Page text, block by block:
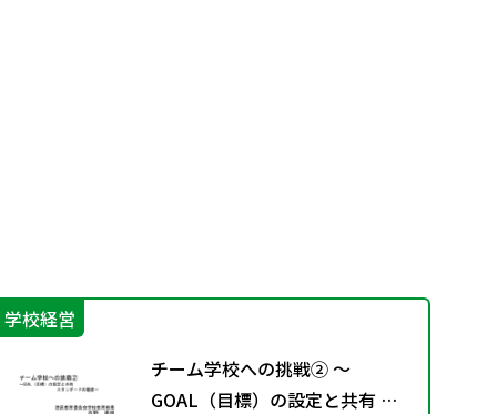
学校経営
チーム学校への挑戦② ～
GOAL（目標）の設定と共有 ス